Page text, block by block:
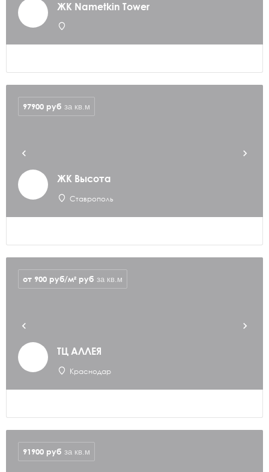
ЖК Nametkin Tower
ЖК Высота
Ставрополь
97900 руб за кв.м
ТЦ АЛЛЕЯ
Краснодар
от 900 руб/м² руб за кв.м
91900 руб за кв.м